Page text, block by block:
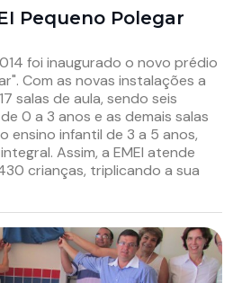
Pequeno Polegar
foi inaugurado o novo prédio
Com as novas instalações a
salas de aula, sendo seis
0 a 3 anos e as demais salas
ensino infantil de 3 a 5 anos,
Assim, a EMEI atende
crianças, triplicando a sua